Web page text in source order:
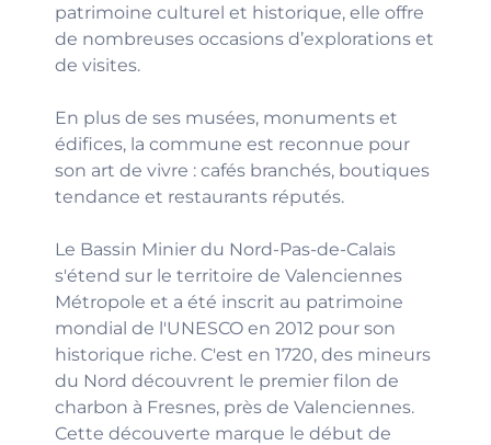
patrimoine culturel et historique, elle offre
de nombreuses occasions d’explorations et
de visites.
En plus de ses musées, monuments et
édifices, la commune est reconnue pour
son art de vivre : cafés branchés, boutiques
tendance et restaurants réputés.
Le Bassin Minier du Nord-Pas-de-Calais
s'étend sur le territoire de Valenciennes
Métropole et a été inscrit au patrimoine
mondial de l'UNESCO en 2012 pour son
historique riche. C'est en 1720, des mineurs
du Nord découvrent le premier filon de
charbon à Fresnes, près de Valenciennes.
Cette découverte marque le début de